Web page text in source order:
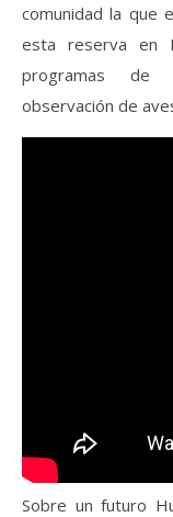
comunidad la que
esta reserva en
programas de
observación de
Sobre un futuro